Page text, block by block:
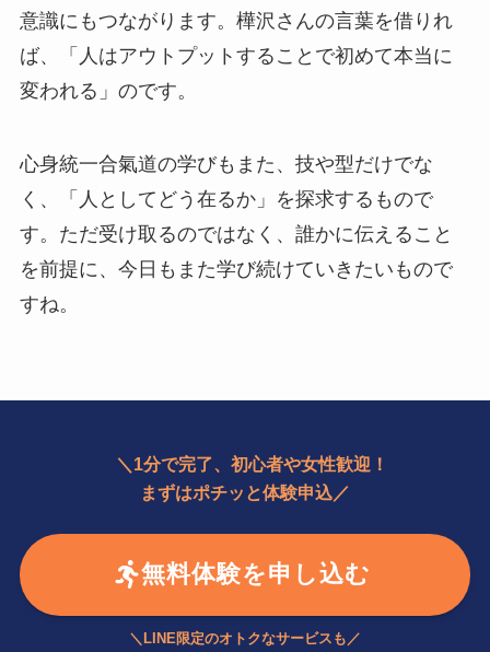
意識にもつながります。樺沢さんの言葉を借りれ
ば、「人はアウトプットすることで初めて本当に
変われる」のです。
心身統一合氣道の学びもまた、技や型だけでな
く、「人としてどう在るか」を探求するもので
す。ただ受け取るのではなく、誰かに伝えること
を前提に、今日もまた学び続けていきたいもので
すね。
＼1分で完了、初心者や女性歓迎！
まずはポチッと体験申込／
無料体験を申し込む
＼LINE限定のオトクなサービスも／